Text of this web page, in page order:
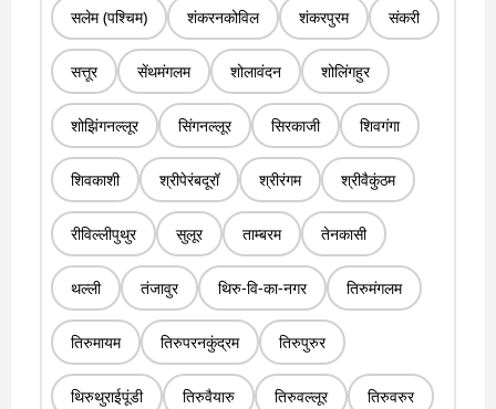
सलेम (पश्चिम) शंकरनकोविल शंकरपुरम संकरी
सत्तूर सेंथमंगलम शोलावंदन शोलिंगहुर
शोझिंगनल्लूर सिंगनल्लूर सिरकाजी शिवगंगा
शिवकाशी श्रीपेरंबदूरॉ श्रीरंगम श्रीवैकुंठम
रीविल्लीपुथुर सुलूर ताम्बरम तेनकासी
थल्ली तंजावुर थिरु-वि-का-नगर तिरुमंगलम
तिरुमायम तिरुपरनकुंद्रम तिरुपुरुर
थिरुथुराईपूंडी तिरुवैयारु तिरुवल्लूर तिरुवरुर